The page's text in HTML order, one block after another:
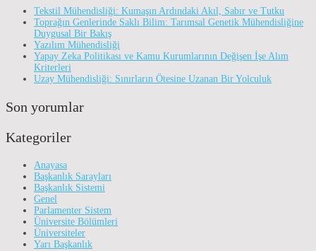
Tekstil Mühendisliği: Kumaşın Ardındaki Akıl, Sabır ve Tutku
Toprağın Genlerinde Saklı Bilim: Tarımsal Genetik Mühendisliğine
Duygusal Bir Bakış
Yazılım Mühendisliği
Yapay Zeka Politikası ve Kamu Kurumlarının Değişen İşe Alım
Kriterleri
Uzay Mühendisliği: Sınırların Ötesine Uzanan Bir Yolculuk
Son yorumlar
Kategoriler
Anayasa
Başkanlık Sarayları
Başkanlık Sistemi
Genel
Parlamenter Sistem
Üniversite Bölümleri
Üniversiteler
Yarı Başkanlık